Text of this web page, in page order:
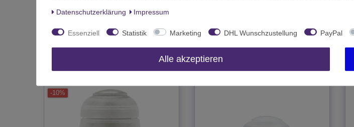
Inhalt 12 Milliliter
Das passt zu diesem Produkt:
-10%
Daten­schutz­erklärung Impressum
Essenziell Statistik Marketing DHL Wunschzustellung PayPal
Alle akzeptieren